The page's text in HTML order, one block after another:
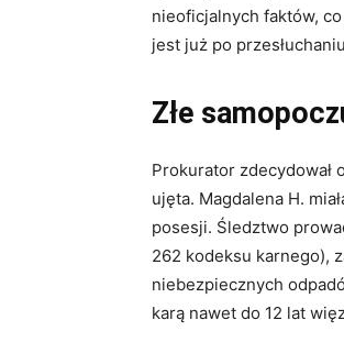
nieoficjalnych faktów,
jest już po
Złe
Prokurator zdecydował
ujęta. Magdalena H.
posesji. Śledztwo
262 kodeksu karnego),
niebezpiecznych
karą nawet do 12 lat